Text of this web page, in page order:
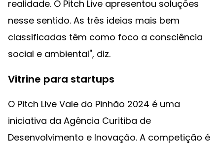
realidade. O Pitch Live apresentou soluções
nesse sentido. As três ideias mais bem
classificadas têm como foco a consciência
social e ambiental", diz.
Vitrine para startups
O Pitch Live Vale do Pinhão 2024 é uma
iniciativa da Agência Curitiba de
Desenvolvimento e Inovação. A competição é